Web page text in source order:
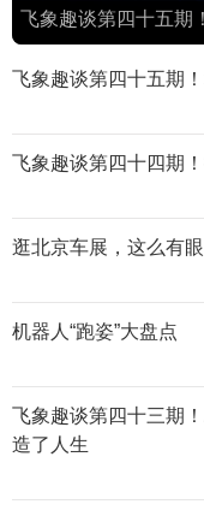
飞象趣谈第四十五期
飞象趣谈第四十五期
飞象趣谈第四十四期
逛北京车展，这么有
机器人“跑姿”大盘点
飞象趣谈第四十三期
造了人生